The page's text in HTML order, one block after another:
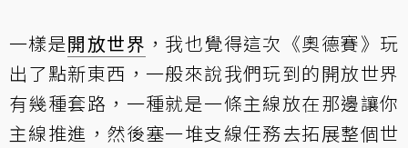
一樣是開放世界 ，我也覺得這次《奧德賽》玩
出了點新東西，一般來說我們玩到的開放世界
有幾種套路，一種就是一條主線放在那邊讓你
主線推進，然後塞一堆支線任務去拓展整個世